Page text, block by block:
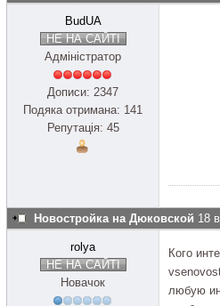
BudUA
НЕ НА САЙТІ
Адміністратор
Дописи: 2347
Подяка отримана: 141
Репутація: 45
Новостройка на Дюковской 18
rolya
НЕ НА САЙТІ
Новачок
Кого
любую